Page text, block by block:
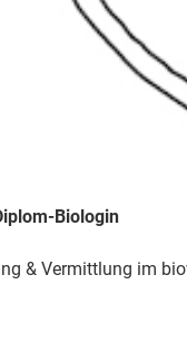
Biologin
& Vermittlung im